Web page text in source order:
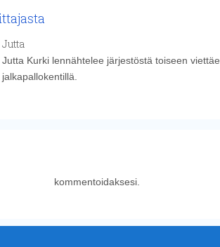
Jutta
Jutta Kurki lennähtelee järjestöstä toiseen
jalkapallokentillä.
kommentoidaksesi.